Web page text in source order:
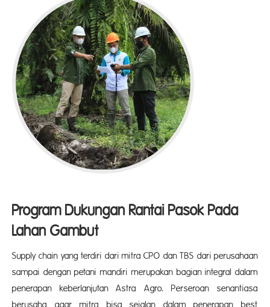
Program Dukungan Rantai Pasok Pada
Lahan Gambut
Supply chain yang terdiri dari mitra CPO dan TBS dari perusahaan
sampai dengan petani mandiri merupakan bagian integral dalam
penerapan keberlanjutan Astra Agro. Perseroan senantiasa
berusaha agar mitra bisa sejalan dalam penerapan best